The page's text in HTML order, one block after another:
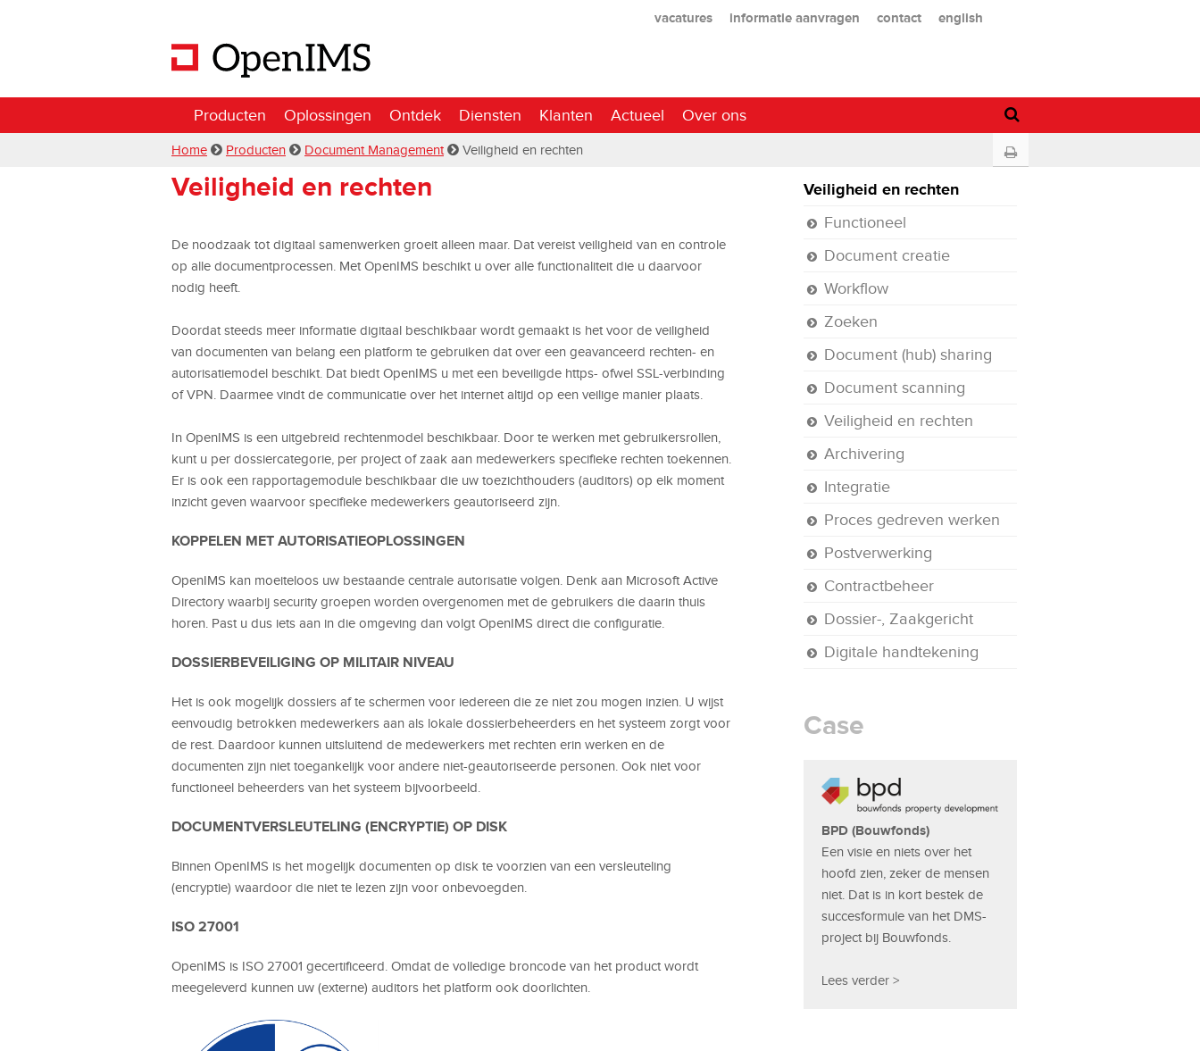
vacatures informatie aanvragen contact english
Producten Oplossingen Ontdek Diensten Klanten Actueel Over ons
Home Producten Document Management Veiligheid en rechten
Veiligheid en rechten
De noodzaak tot digitaal samenwerken groeit alleen maar. Dat vereist veiligheid van en controle
op alle documentprocessen. Met OpenIMS beschikt u over alle functionaliteit die u daarvoor
nodig heeft.
Doordat steeds meer informatie digitaal beschikbaar wordt gemaakt is het voor de veiligheid
van documenten van belang een platform te gebruiken dat over een geavanceerd rechten- en
autorisatiemodel beschikt. Dat biedt OpenIMS u met een beveiligde https- ofwel SSL-verbinding
of VPN. Daarmee vindt de communicatie over het internet altijd op een veilige manier plaats.
In OpenIMS is een uitgebreid rechtenmodel beschikbaar. Door te werken met gebruikersrollen,
kunt u per dossiercategorie, per project of zaak aan medewerkers specifieke rechten toekennen.
Er is ook een rapportagemodule beschikbaar die uw toezichthouders (auditors) op elk moment
inzicht geven waarvoor specifieke medewerkers geautoriseerd zijn.
KOPPELEN MET AUTORISATIEOPLOSSINGEN
OpenIMS kan moeiteloos uw bestaande centrale autorisatie volgen. Denk aan Microsoft Active
Directory waarbij security groepen worden overgenomen met de gebruikers die daarin thuis
horen. Past u dus iets aan in die omgeving dan volgt OpenIMS direct die configuratie.
DOSSIERBEVEILIGING OP MILITAIR NIVEAU
Het is ook mogelijk dossiers af te schermen voor iedereen die ze niet zou mogen inzien. U wijst
eenvoudig betrokken medewerkers aan als lokale dossierbeheerders en het systeem zorgt voor
de rest. Daardoor kunnen uitsluitend de medewerkers met rechten erin werken en de
documenten zijn niet toegankelijk voor andere niet-geautoriseerde personen. Ook niet voor
functioneel beheerders van het systeem bijvoorbeeld.
DOCUMENTVERSLEUTELING (ENCRYPTIE) OP DISK
Binnen OpenIMS is het mogelijk documenten op disk te voorzien van een versleuteling
(encryptie) waardoor die niet te lezen zijn voor onbevoegden.
ISO 27001
OpenIMS is ISO 27001 gecertificeerd. Omdat de volledige broncode van het product wordt
meegeleverd kunnen uw (externe) auditors het platform ook doorlichten.
Veiligheid en rechten
Functioneel
Document creatie
Workflow
Zoeken
Document (hub) sharing
Document scanning
Veiligheid en rechten
Archivering
Integratie
Proces gedreven werken
Postverwerking
Contractbeheer
Dossier-, Zaakgericht
Digitale handtekening
Case
BPD (Bouwfonds)
Een visie en niets over het
hoofd zien, zeker de mensen
niet. Dat is in kort bestek de
succesformule van het DMS-
project bij Bouwfonds.
Lees verder >